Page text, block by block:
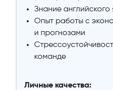
Знание английского
Опыт работы с
и прогнозами
команде
Личные качества: